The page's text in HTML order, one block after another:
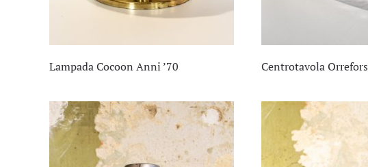
Lampada Cocoon Anni ’70 Centrotavola Orrefors